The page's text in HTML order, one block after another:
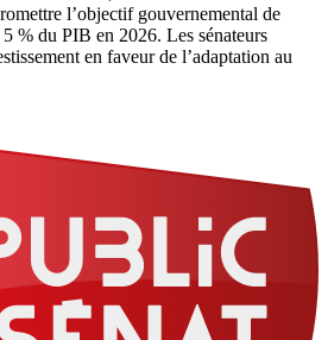
l’objectif gouvernemental de
% du PIB en 2026. Les sénateurs
en faveur de l’adaptation au